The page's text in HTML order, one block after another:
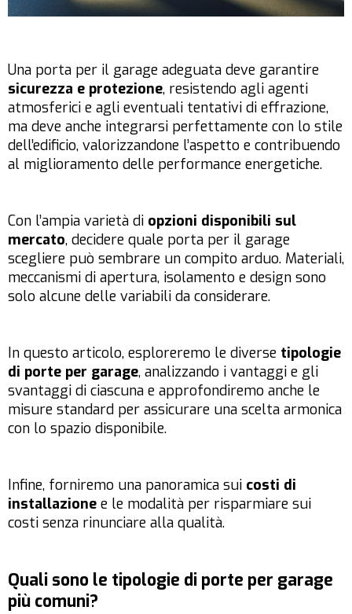
Una porta per il garage adeguata deve garantire
sicurezza e protezione, resistendo agli agenti
atmosferici e agli eventuali tentativi di effrazione,
ma deve anche integrarsi perfettamente con lo stile
dell’edificio, valorizzandone l’aspetto e contribuendo
al miglioramento delle performance energetiche.
Con l’ampia varietà di opzioni disponibili sul
mercato, decidere quale porta per il garage
scegliere può sembrare un compito arduo. Materiali,
meccanismi di apertura, isolamento e design sono
solo alcune delle variabili da considerare.
In questo articolo, esploreremo le diverse tipologie
di porte per garage, analizzando i vantaggi e gli
svantaggi di ciascuna e approfondiremo anche le
misure standard per assicurare una scelta armonica
con lo spazio disponibile.
Infine, forniremo una panoramica sui costi di
installazione e le modalità per risparmiare sui
costi senza rinunciare alla qualità.
Quali sono le tipologie di porte per garage
più comuni?